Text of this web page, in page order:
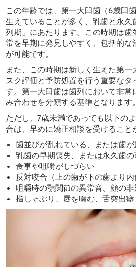
この年齢では、第一大臼歯（6歳臼
生えていることが多く、乳歯と永久
列期」にあたります。この時期は歯
常を早期に発見しやすく、包括的な
が可能です。
また、この時期は新しく生えた第一
スク評価と予防処置を行う重要なタ
す。第一大臼歯は歯列において非常
み合わせを分類する基準となります。
ただし、7歳未満であっても以下の
合は、早めに矯正相談を受けること
歯並びが乱れている、または歯が
乳歯の早期喪失、または永久歯の
食事や咀嚼がしづらい
反対咬合（上の歯が下の歯より内
咀嚼時の顎関節の異常音、顔の非
指しゃぶり、唇を噛む、舌突出